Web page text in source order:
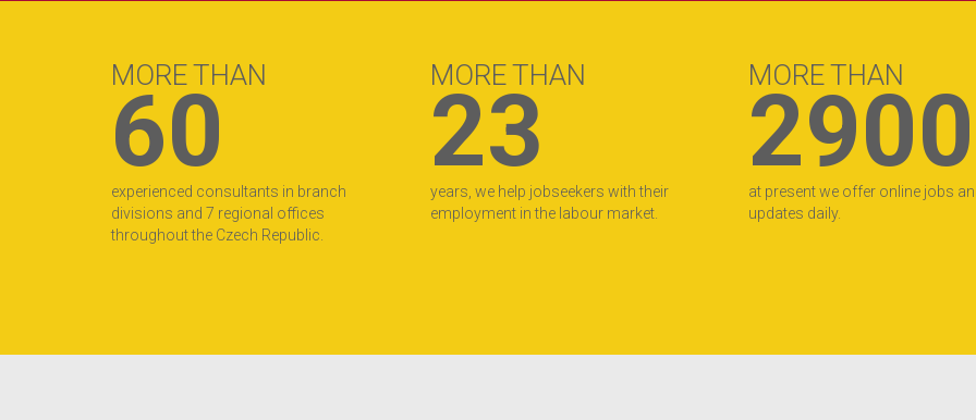
MORE THAN
60
experienced consultants in branch
divisions and 7 regional offices
throughout the Czech Republic.
MORE THAN
23
years, we help jobseekers with their
employment in the labour market.
MORE THAN
2900
at present we offer online jobs
updates daily.